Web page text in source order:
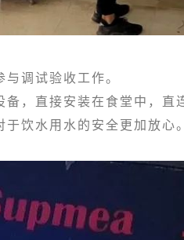
调试验收工作。
直接安装在食堂中，直
饮水用水的安全更加放心。